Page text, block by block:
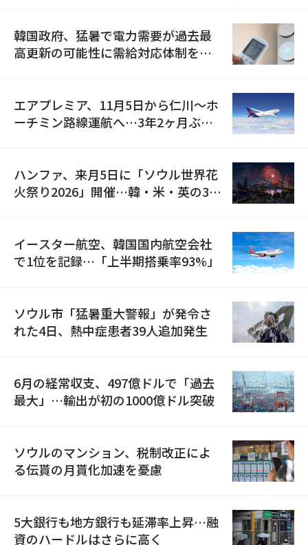
韓国政府、猛暑で電力需要が過去最
高更新の可能性に需給対応体制を点
エアプレミア、11月5日から仁川〜ホ
ーチミン路線運航へ…3年2ヶ月ぶり
ハンファ、来月5日に「ソウル世界花
火祭り2026」開催…韓・米・英の3カ
イースター航空、韓国国内航空会社
で1位を記録…「上半期搭乗率93%」
ソウル市「猛暑重大警報」が発令さ
れた4日、熱中症患者39人追加発生
6月の経常収支、497億ドルで「過去
最大」…輸出が初の1000億ドル突破
ソウルのマンション、税制改正によ
る伝貰の月貰化加速を憂慮
5大銀行も地方銀行も延滞率上昇…融
資のハードルはさらに高く